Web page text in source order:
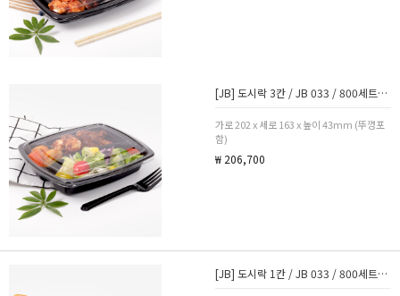
[JB] 도시락 3칸 / JB 033 / 800세트(뚜껑포함)
가로 202 x 세로 163 x 높이 43mm (뚜껑포
함)
₩ 206,700
[JB] 도시락 1칸 / JB 033 / 800세트(뚜껑포함)